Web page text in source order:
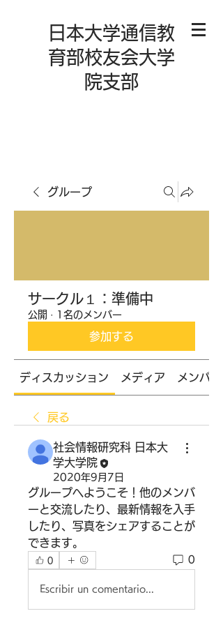
日本大学通信教
育部校友会大学
院支部
グループ
サークル１：準備中
公開 · 1名のメンバー
参加する
ディスカッション メディア メンバー
戻る
社会情報研究科 日本大
学大学院
2020年9月7日
グループへようこそ！他のメンバ
ーと交流したり、最新情報を入手
したり、写真をシェアすることが
できます。
0 0
Escribir un comentario...